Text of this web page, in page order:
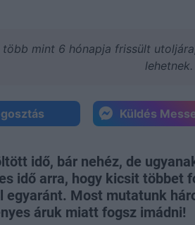
több mint 6 hónapja frissült
lehetnek.
Küldés
idő, bár nehéz, de
idő arra, hogy kicsit többet
egyaránt. Most mutatunk
áruk miatt fogsz imádni!